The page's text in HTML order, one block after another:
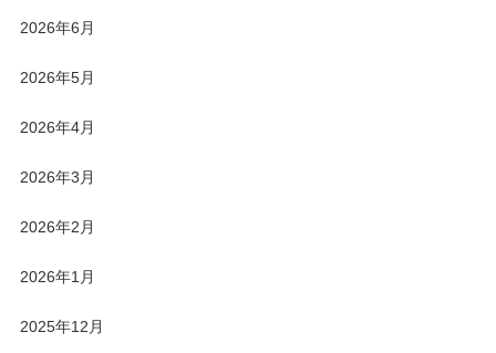
2026年6月
2026年5月
2026年4月
2026年3月
2026年2月
2026年1月
2025年12月